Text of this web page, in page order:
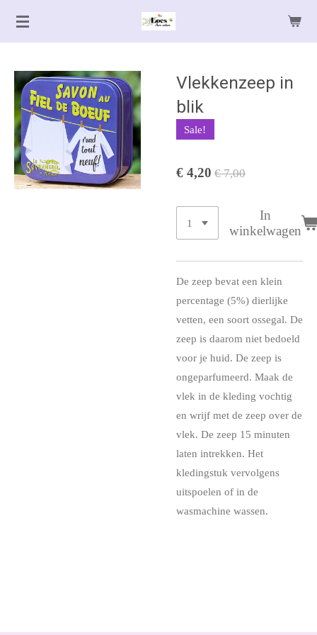
Ga
de
hoofdinhoud
Vlekkenzeep in
blik
Sale!
€ 4,20 € 7,00
In
winkelwagen
De zeep bevat een klein
percentage (5%) dierlijke
vetten, een soort ossegal. De
zeep is daarom niet bedoeld
voor je huid. De zeep is
ongeparfumeerd. Maak de
vlek in de kleding vochtig
en wrijf met de zeep over de
vlek. De zeep 15 minuten
laten intrekken. Het
kledingstuk vervolgens
uitspoelen of in de
wasmachine wassen.